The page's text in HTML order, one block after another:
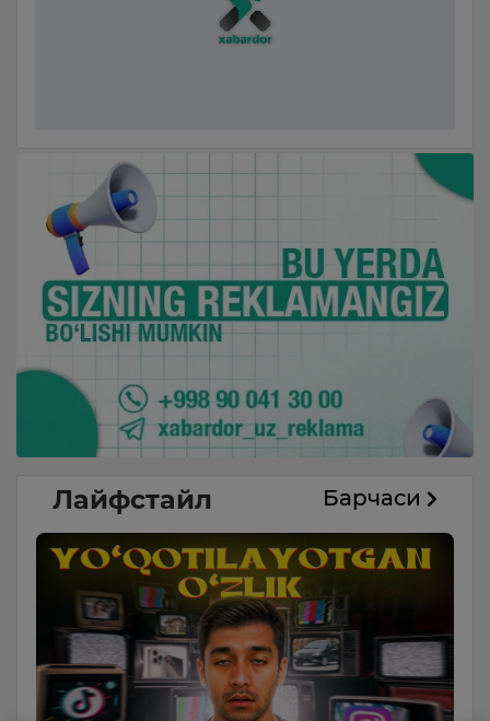
Лайфстайл Барчаси